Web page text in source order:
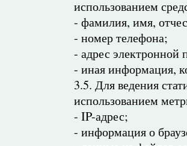
использованием
- фамилия, имя,
- номер телефона;
- адрес электронной
- иная информация,
3.5. Для ведения
использованием
- IP-адрес;
- информация о